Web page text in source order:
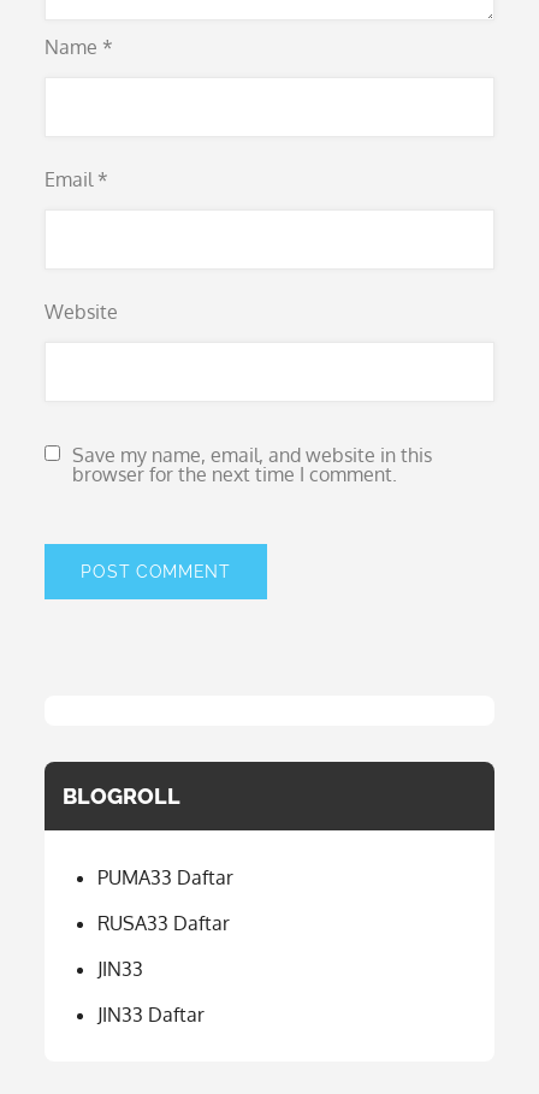
Name *
Email *
Website
Save my name, email, and website in this
browser for the next time I comment.
BLOGROLL
PUMA33 Daftar
RUSA33 Daftar
JIN33
JIN33 Daftar